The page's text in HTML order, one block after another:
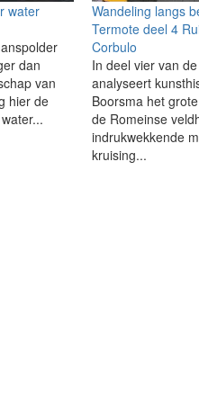
water
dan
van
hier de
Wandeling langs
Termote deel 4
Corbulo
In deel vier van
analyseert
Boorsma het
de Romeinse
indrukwekkende
kruising...